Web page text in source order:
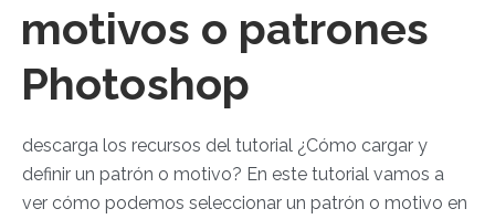
motivos o patrones
Photoshop
descarga los recursos del tutorial ¿Cómo cargar y
definir un patrón o motivo? En este tutorial vamos a
ver cómo podemos seleccionar un patrón o motivo en